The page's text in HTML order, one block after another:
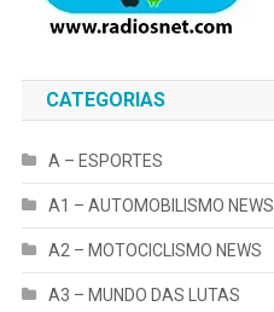
CATEGORIAS
A – ESPORTES
A1 – AUTOMOBILISMO NEWS
A2 – MOTOCICLISMO NEWS
A3 – MUNDO DAS LUTAS